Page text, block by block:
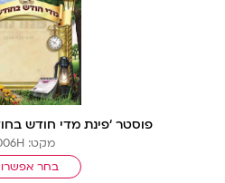
פוסטר ‘פינת מדי חודש
מקט: 1006H
בחר